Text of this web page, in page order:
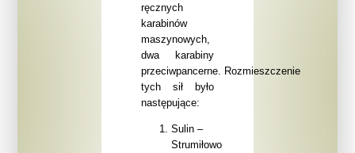
ręcznych
karabinów
maszynowych,
dwa karabiny
przeciwpancerne. Rozmieszczenie
tych sił było
następujące:
Sulin –
Strumiłowo